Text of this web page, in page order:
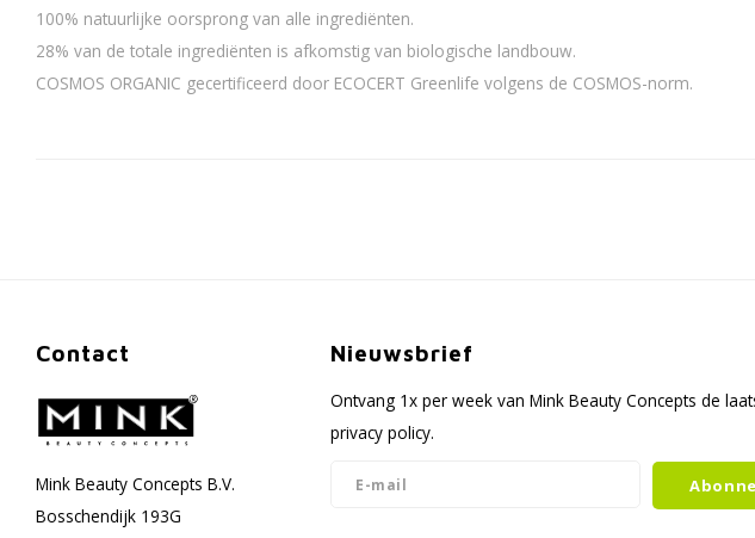
100% natuurlijke oorsprong van alle ingrediënten.
28% van de totale ingrediënten is afkomstig van biologische landbouw.
COSMOS ORGANIC gecertificeerd door ECOCERT Greenlife volgens de COSMOS-norm.
Contact
Mink Beauty Concepts B.V.
Bosschendijk 193G
Nieuwsbrief
Ontvang 1x per week van Mink Beauty Concepts de
privacy policy.